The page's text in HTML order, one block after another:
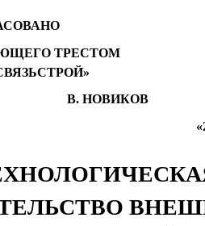
ТРЕСТОМ
В. НОВИКОВ